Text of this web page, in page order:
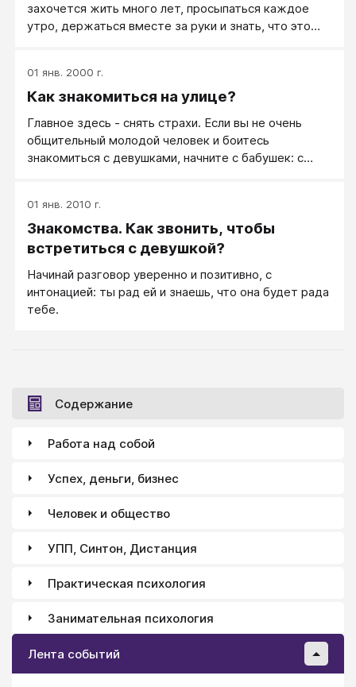
захочется жить много лет, просыпаться каждое
утро, держаться вместе за руки и знать, что это
01 янв. 2000 г.
Как знакомиться на улице?
Главное здесь - снять страхи. Если вы не очень
общительный молодой человек и боитесь
знакомиться с девушками, начните с бабушек: с
улыбайтесь прохожим. Вы увидите, что люди начнут
улыбаться вам в ответ. Конечно, будут и такие,
которые подумают, что вы над ними смеетесь, раз
01 янв. 2010 г.
Знакомства. Как звонить, чтобы
встретиться с девушкой?
Начинай разговор уверенно и позитивно, с
интонацией: ты рад ей и знаешь, что она будет рада
тебе.
Содержание
Работа над собой
Успех, деньги, бизнес
Человек и общество
УПП, Синтон, Дистанция
Практическая психология
Занимательная психология
Лента событий